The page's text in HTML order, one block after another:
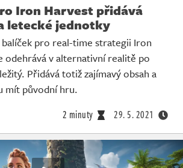
Iron Harvest přidává
letecké jednotky
pro real-time strategii Iron
odehrává v alternativní realitě po
Přidává totiž zajímavý obsah a
mít původní hru.
2 minuty 29. 5. 2021